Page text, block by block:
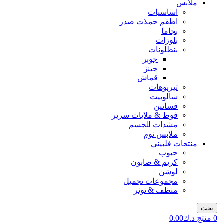
ملابس
اساسيات
اطقم حملات صدر
بجاما
بلوزات
بنطلونات
جوبر
جينز
قماش
تيرنوهات
سالوبيت
فساتين
فوط & ملايات سرير
مشدات للجسم
ملابس نوم
منتجات فلبيني
حبوب
كريم & صابون
لوشن
مجموعات تجميل
منظف & تونر
بحث
0 منتج د.ك0.00